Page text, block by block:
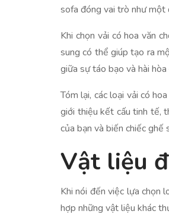
sofa đóng vai trò như một
Khi chọn vải có hoa văn
sung có thể giúp tạo ra
giữa sự táo bạo và hài
Tóm lại, các loại vải có
giới thiệu kết cấu tinh tế,
của bạn và biến chiếc
Vật liệu
Khi nói đến việc lựa chọn
hợp những vật liệu khác